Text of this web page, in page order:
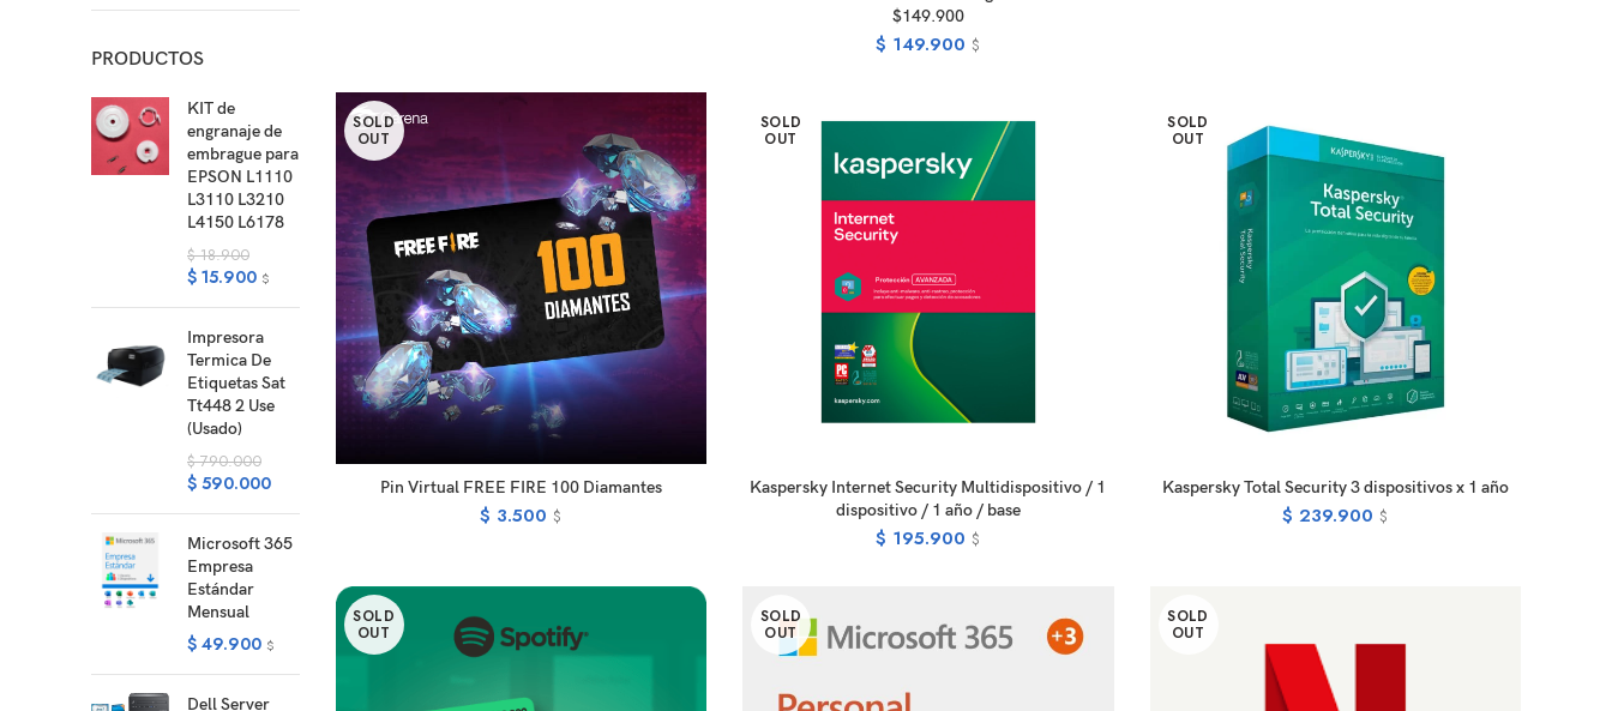
PRODUCTOS
KIT de
engranaje de
embrague para
EPSON L1110
L3110 L3210
L4150 L6178
$18.900
$ 15.900 $
Impresora
Termica De
Etiquetas Sat
Tt448 2 Use
(Usado)
$790.000
$ 590.000
Microsoft 365
Empresa
Estándar
Mensual
$ 49.900 $
Dell Server
$149.900
$ 149.900 $
SOLD
OUT
READ MORE
Pin Virtual FREE FIRE 100 Diamantes
$ 3.500 $
SOLD
OUT
READ MORE
Kaspersky Internet Security Multidispositivo / 1
dispositivo / 1 año / base
$ 195.900 $
SOLD
OUT
READ MORE
Kaspersky Total Security 3 dispositivos x 1 año
$ 239.900 $
SOLD
OUT
SOLD
OUT
SOLD
OUT